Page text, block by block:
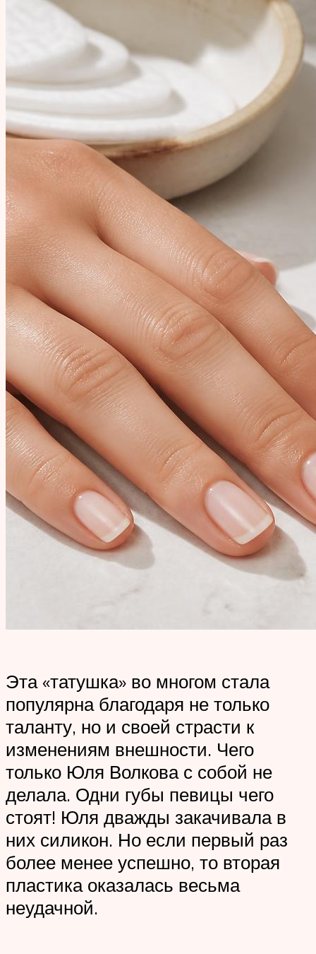
Эта «татушка» во многом стала
популярна благодаря не только
таланту, но и своей страсти к
изменениям внешности. Чего
только Юля Волкова с собой не
делала. Одни губы певицы чего
стоят! Юля дважды закачивала в
них силикон. Но если первый раз
более менее успешно, то вторая
пластика оказалась весьма
неудачной.